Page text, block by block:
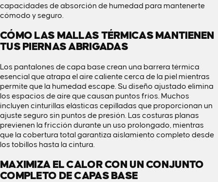
capacidades de absorción de humedad para mantenerte
cómodo y seguro.
CÓMO LAS MALLAS TÉRMICAS MANTIENEN
TUS PIERNAS ABRIGADAS
Los pantalones de capa base crean una barrera térmica
esencial que atrapa el aire caliente cerca de la piel mientras
permite que la humedad escape. Su diseño ajustado elimina
los espacios de aire que causan puntos fríos. Muchos
incluyen cinturillas elásticas cepilladas que proporcionan un
ajuste seguro sin puntos de presión. Las costuras planas
previenen la fricción durante un uso prolongado, mientras
que la cobertura total garantiza aislamiento completo desde
los tobillos hasta la cintura.
MAXIMIZA EL CALOR CON UN CONJUNTO
COMPLETO DE CAPAS BASE